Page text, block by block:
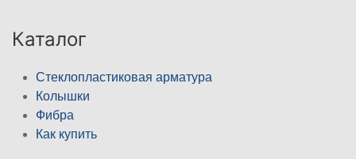
Каталог
Стеклопластиковая арматура
Колышки
Фибра
Как купить